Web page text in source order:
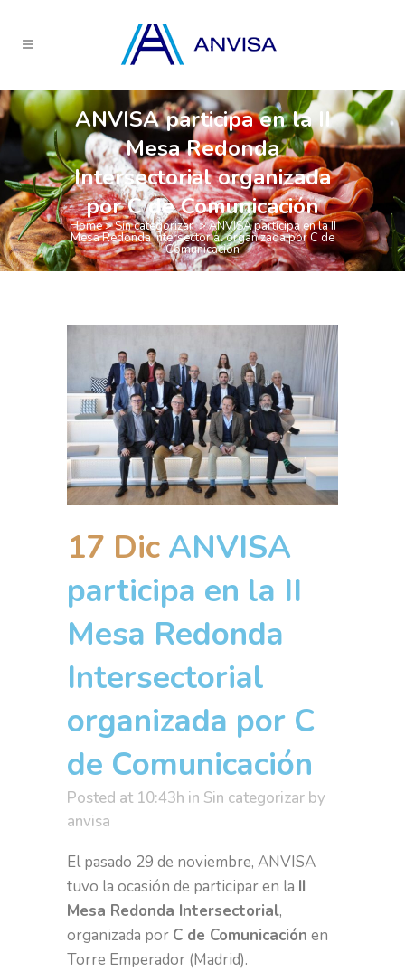
ANVISA participa en la II
Mesa Redonda
Intersectorial organizada
por C de Comunicación
Home>Sin categorizar>ANVISA participa en la II
Mesa Redonda Intersectorial organizada por C de
Comunicación
17 Dic ANVISA
participa en la II
Mesa Redonda
Intersectorial
organizada por C
de Comunicación
Posted at 10:43h in Sin categorizar by
anvisa
El pasado 29 de noviembre, ANVISA
tuvo la ocasión de participar en la II
Mesa Redonda Intersectorial,
organizada por C de Comunicación en
Torre Emperador (Madrid).